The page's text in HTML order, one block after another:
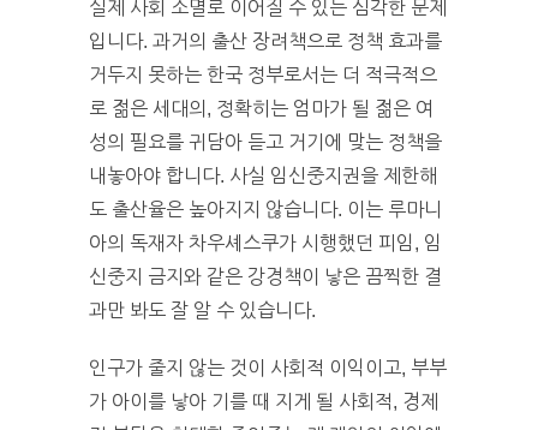
실제 사회 소멸로 이어질 수 있는 심각한 문제
입니다. 과거의 출산 장려책으로 정책 효과를
거두지 못하는 한국 정부로서는 더 적극적으
로 젊은 세대의, 정확히는 엄마가 될 젊은 여
성의 필요를 귀담아 듣고 거기에 맞는 정책을
내놓아야 합니다. 사실 임신중지권을 제한해
도 출산율은 높아지지 않습니다. 이는 루마니
아의 독재자 차우셰스쿠가 시행했던 피임, 임
신중지 금지와 같은 강경책이 낳은 끔찍한 결
과만 봐도 잘 알 수 있습니다.
인구가 줄지 않는 것이 사회적 이익이고, 부부
가 아이를 낳아 기를 때 지게 될 사회적, 경제